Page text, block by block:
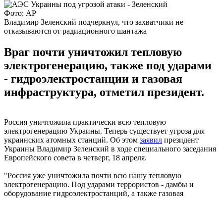
Фото: AP
Владимир Зеленский подчеркнул, что захватчики не
отказываются от радиационного шантажа
Враг почти уничтожил тепловую
электрогенерацию, также под ударами
- гидроэлектростанции и газовая
инфраструктура, отметил президент.
Россия уничтожила практически всю тепловую
электрогенерацию Украины. Теперь существует угроза для
украинских атомных станций. Об этом заявил президент
Украины Владимир Зеленский в ходе специального заседания
Европейского совета в четверг, 18 апреля.
"Россия уже уничтожила почти всю нашу тепловую
электрогенерацию. Под ударами террористов - дамбы и
оборудование гидроэлектростанций, а также газовая